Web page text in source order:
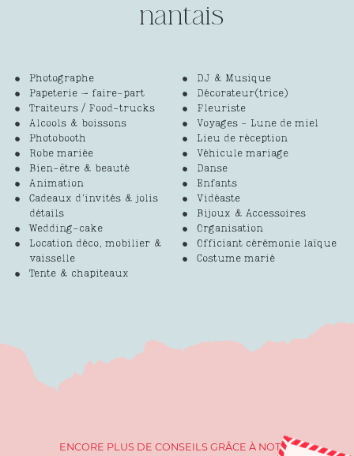
Photographe
Papeterie – faire-part
Traiteurs / Food-trucks
Alcools & boissons
Photobooth
Robe mariée
Bien-être & beauté
Animation
Cadeaux d’invités & jolis
détails
Wedding-cake
Location déco, mobilier &
vaisselle
Tente & chapiteaux
DJ & Musique
Décorateur(trice)
Fleuriste
Voyages - Lune de miel
Lieu de réception
Véhicule mariage
Danse
Enfants
Vidéaste
Bijoux & Accessoires
Organisation
Officiant cérémonie laïque
Costume marié
ENCORE PLUS DE CONSEILS GRÂCE À NOTRE